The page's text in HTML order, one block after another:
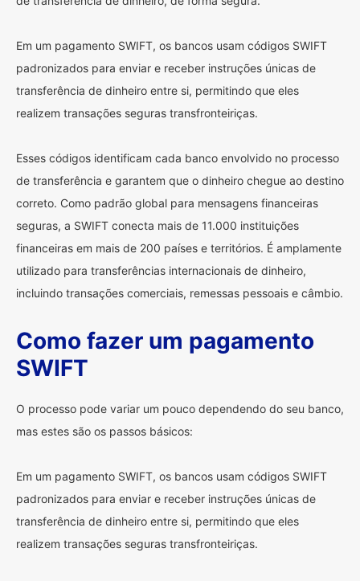
Em um pagamento SWIFT, os bancos usam códigos SWIFT
padronizados para enviar e receber instruções únicas de
transferência de dinheiro entre si, permitindo que eles
realizem transações seguras transfronteiriças.
Esses códigos identificam cada banco envolvido no processo
de transferência e garantem que o dinheiro chegue ao destino
correto. Como padrão global para mensagens financeiras
seguras, a SWIFT conecta mais de 11.000 instituições
financeiras em mais de 200 países e territórios. É amplamente
utilizado para transferências internacionais de dinheiro,
incluindo transações comerciais, remessas pessoais e câmbio.
Como fazer um pagamento
SWIFT
O processo pode variar um pouco dependendo do seu banco,
mas estes são os passos básicos:
Em um pagamento SWIFT, os bancos usam códigos SWIFT
padronizados para enviar e receber instruções únicas de
transferência de dinheiro entre si, permitindo que eles
realizem transações seguras transfronteiriças.